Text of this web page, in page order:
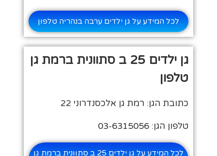
לכל המידע על גן ילדים ערבה בנהריה טלפון
גן ילדים 25 ב סתוונית ברמת גן
טלפון
כתובת הגן: רמת גן אלכסנדרוני 22
טלפון הגן: 03-6315056
לכל המידע על גן ילדים 25 ב סתוונית ברמת גן